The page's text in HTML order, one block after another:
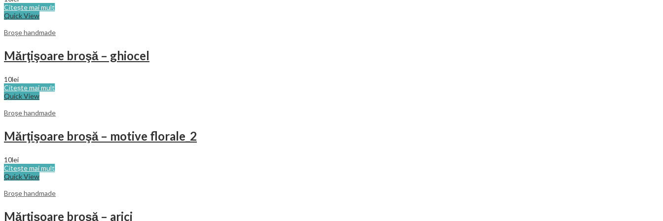
Citește mai mult
Quick View
Broşe handmade
Mărţişoare broşă – ghiocel
10lei
Citește mai mult
Quick View
Broşe handmade
Mărţişoare broşă – motive florale_2
10lei
Citește mai mult
Quick View
Broşe handmade
Mărţişoare broşă – arici